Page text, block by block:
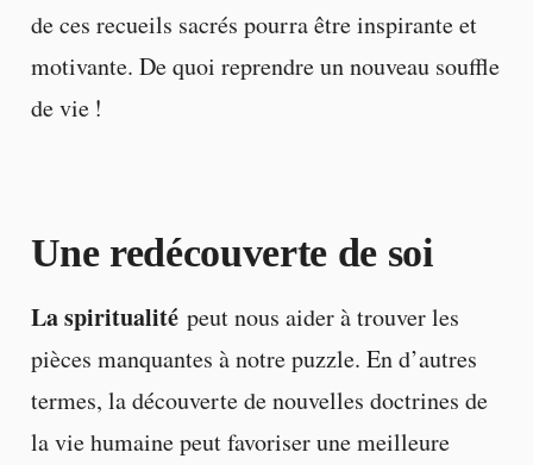
de ces recueils sacrés pourra être inspirante et
motivante. De quoi reprendre un nouveau souffle
de vie !
Une redécouverte de soi
La spiritualitépeut nous aider à trouver les
pièces manquantes à notre puzzle. En d’autres
termes, la découverte de nouvelles doctrines de
la vie humaine peut favoriser une meilleure